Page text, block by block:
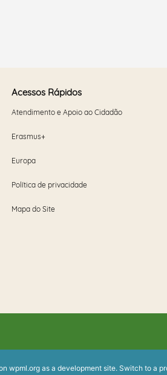
Acessos Rápidos
Atendimento e Apoio ao Cidadão
Erasmus+
Europa
Política de privacidade
Mapa do Site
wpml.orgas a development site. Switch to a